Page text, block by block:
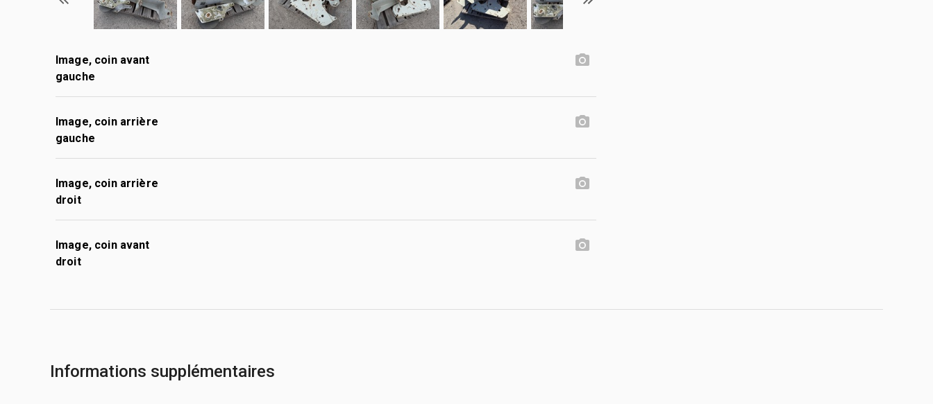
Image, coin avant
gauche
Image, coin arrière
gauche
Image, coin arrière
droit
Image, coin avant
droit
Informations supplémentaires